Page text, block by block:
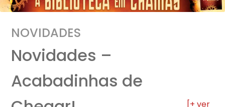
NOVIDADES
Novidades –
Acabadinhas de
[+ ver